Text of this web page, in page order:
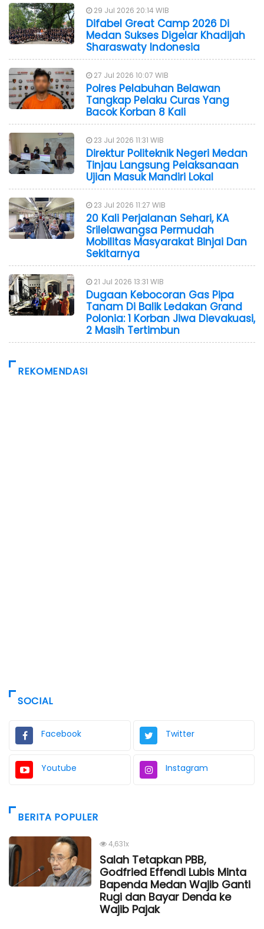
29 Jul 2026 20:14 WIB
Difabel Great Camp 2026 Di
Medan Sukses Digelar Khadijah
Sharaswaty Indonesia
27 Jul 2026 10:07 WIB
Polres Pelabuhan Belawan
Tangkap Pelaku Curas Yang
Bacok Korban 8 Kali
23 Jul 2026 11:31 WIB
Direktur Politeknik Negeri Medan
Tinjau Langsung Pelaksanaan
Ujian Masuk Mandiri Lokal
23 Jul 2026 11:27 WIB
20 Kali Perjalanan Sehari, KA
Srilelawangsa Permudah
Mobilitas Masyarakat Binjai Dan
Sekitarnya
21 Jul 2026 13:31 WIB
Dugaan Kebocoran Gas Pipa
Tanam Di Balik Ledakan Grand
Polonia: 1 Korban Jiwa Dievakuasi,
2 Masih Tertimbun
REKOMENDASI
SOCIAL
Facebook Twitter
Youtube Instagram
BERITA POPULER
4,631x
Salah Tetapkan PBB,
Godfried Effendi Lubis Minta
Bapenda Medan Wajib Ganti
Rugi dan Bayar Denda ke
Wajib Pajak